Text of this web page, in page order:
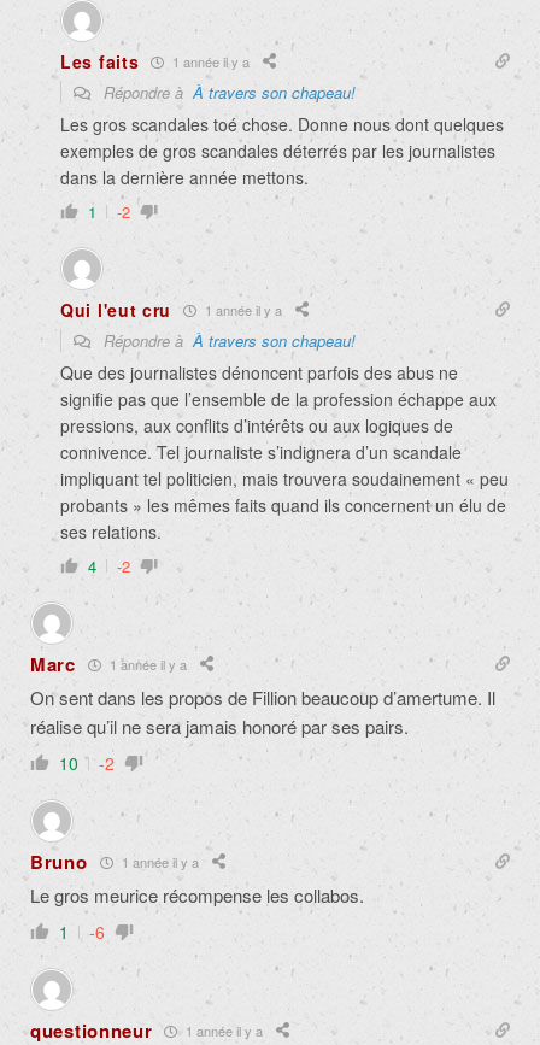
Les faits 1 année il y a
Répondre àÀ travers son chapeau!
Les gros scandales toé chose. Donne nous dont quelques
exemples de gros scandales déterrés par les journalistes
dans la dernière année mettons.
1 -2
Qui l'eut cru 1 année il y a
Répondre àÀ travers son chapeau!
Que des journalistes dénoncent parfois des abus ne
signifie pas que l’ensemble de la profession échappe aux
pressions, aux conflits d’intérêts ou aux logiques de
connivence. Tel journaliste s’indignera d’un scandale
impliquant tel politicien, mais trouvera soudainement « peu
probants » les mêmes faits quand ils concernent un élu de
ses relations.
4 -2
Marc 1 année il y a
On sent dans les propos de Fillion beaucoup d’amertume. Il
réalise qu’il ne sera jamais honoré par ses pairs.
10 -2
Bruno 1 année il y a
Le gros meurice récompense les collabos.
1 -6
questionneur 1 année il y a